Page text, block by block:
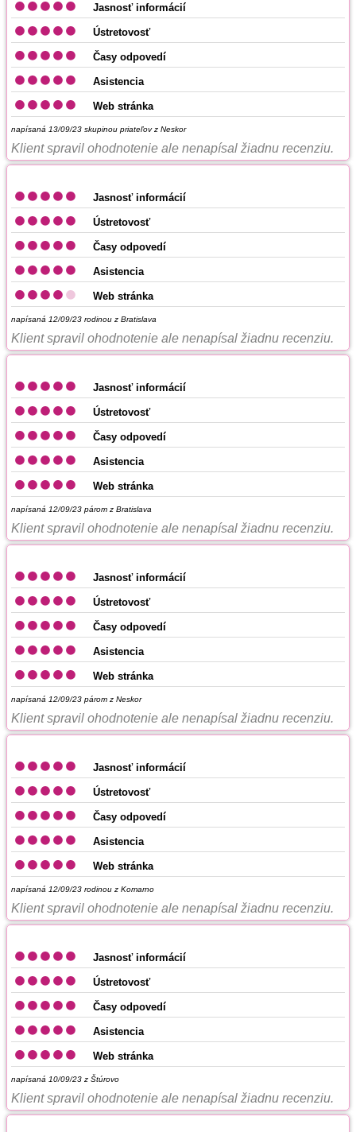
Jasnosť informácií
Ústretovosť
Časy odpovedí
Asistencia
Web stránka
napísaná 13/09/23 skupinou priateľov z Neskor
Klient spravil ohodnotenie ale nenapísal žiadnu recenziu.
Jasnosť informácií
Ústretovosť
Časy odpovedí
Asistencia
Web stránka
napísaná 12/09/23 rodinou z Bratislava
Klient spravil ohodnotenie ale nenapísal žiadnu recenziu.
Jasnosť informácií
Ústretovosť
Časy odpovedí
Asistencia
Web stránka
napísaná 12/09/23 párom z Bratislava
Klient spravil ohodnotenie ale nenapísal žiadnu recenziu.
Jasnosť informácií
Ústretovosť
Časy odpovedí
Asistencia
Web stránka
napísaná 12/09/23 párom z Neskor
Klient spravil ohodnotenie ale nenapísal žiadnu recenziu.
Jasnosť informácií
Ústretovosť
Časy odpovedí
Asistencia
Web stránka
napísaná 12/09/23 rodinou z Komarno
Klient spravil ohodnotenie ale nenapísal žiadnu recenziu.
Jasnosť informácií
Ústretovosť
Časy odpovedí
Asistencia
Web stránka
napísaná 10/09/23 z Štúrovo
Klient spravil ohodnotenie ale nenapísal žiadnu recenziu.